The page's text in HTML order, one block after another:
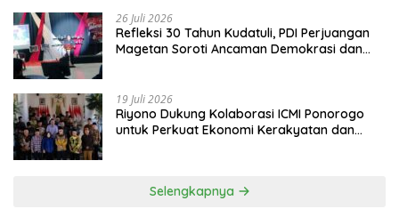
26 Juli 2026
Refleksi 30 Tahun Kudatuli, PDI Perjuangan
Magetan Soroti Ancaman Demokrasi dan
19 Juli 2026
Riyono Dukung Kolaborasi ICMI Ponorogo
untuk Perkuat Ekonomi Kerakyatan dan
Selengkapnya